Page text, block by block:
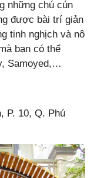
những chú cún
được bài trí giản
tinh nghịch và nô
bạn có thể
Samoyed,…
P. 10, Q. Phú